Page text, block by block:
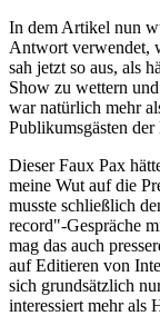
In dem Artikel nun
Antwort verwendet,
sah jetzt so aus, als
Show zu wettern
war natürlich mehr
Publikumsgästen
Dieser Faux Pax
meine Wut auf die
musste schließlich
record"-Gespräche
mag das auch
auf Editieren von
sich grundsätzlich
interessiert mehr als